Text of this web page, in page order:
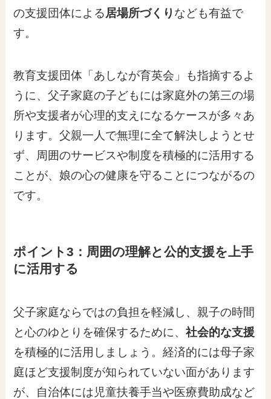
の支援団体による居場所づくり なども有益で
す。
教育支援団体「あしなが育英会」も指摘するよ
うに、父子家庭の子どもには家庭外の第三の場
所や支援者が心理的支えになるケースが多々あ
ります。父親一人で無理に全て解決しようとせ
ず、周囲のサービスや制度を積極的に活用する
ことが、娘の心の健康を守ることにつながるの
です。
ポイント3：周囲の理解と公的支援を上手
に活用する
父子家庭ならではの負担を軽減し、親子の時間
と心のゆとりを確保するために、社会的な支援
を積極的に活用しましょう。経済的には母子家
庭ほど支援制度が知られていない面があります
が、自治体には児童扶養手当や医療費助成など